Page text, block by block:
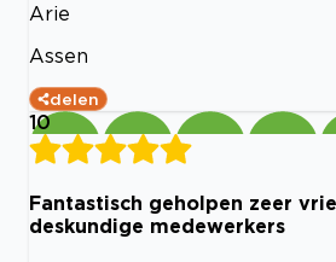
Arie
Assen
delen
10
Fantastisch geholpen zeer
deskundige medewerkers